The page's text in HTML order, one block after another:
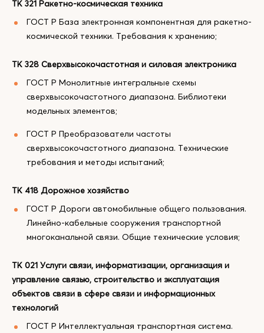
ТК 321 Ракетно-космическая техника
ГОСТ Р База электронная компонентная для ракетно-
космической техники. Требования к хранению;
ТК 328 Сверхвысокочастотная и силовая электроника
ГОСТ Р Монолитные интегральные схемы
сверхвысокочастотного диапазона. Библиотеки
модельных элементов;
ГОСТ Р Преобразователи частоты
сверхвысокочастотного диапазона. Технические
требования и методы испытаний;
ТК 418 Дорожное хозяйство
ГОСТ Р Дороги автомобильные общего пользования.
Линейно-кабельные сооружения транспортной
многоканальной связи. Общие технические условия;
ТК 021 Услуги связи, информатизации, организация и
управление связью, строительство и эксплуатация
объектов связи в сфере связи и информационных
технологий
ГОСТ Р Интеллектуальная транспортная система.